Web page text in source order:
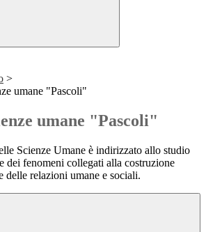
>
umane "Pascoli"
umane "Pascoli"
Scienze Umane è indirizzato allo studio
dei fenomeni collegati alla costruzione
delle relazioni umane e sociali.